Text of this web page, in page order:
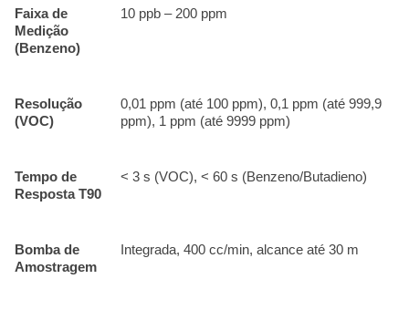
Faixa de
Medição
(Benzeno)
10 ppb – 200 ppm
Resolução
(VOC)
0,01 ppm (até 100 ppm), 0,1 ppm (até 999,9
ppm), 1 ppm (até 9999 ppm)
Tempo de
Resposta T90
< 3 s (VOC), < 60 s (Benzeno/Butadieno)
Bomba de
Amostragem
Integrada, 400 cc/min, alcance até 30 m